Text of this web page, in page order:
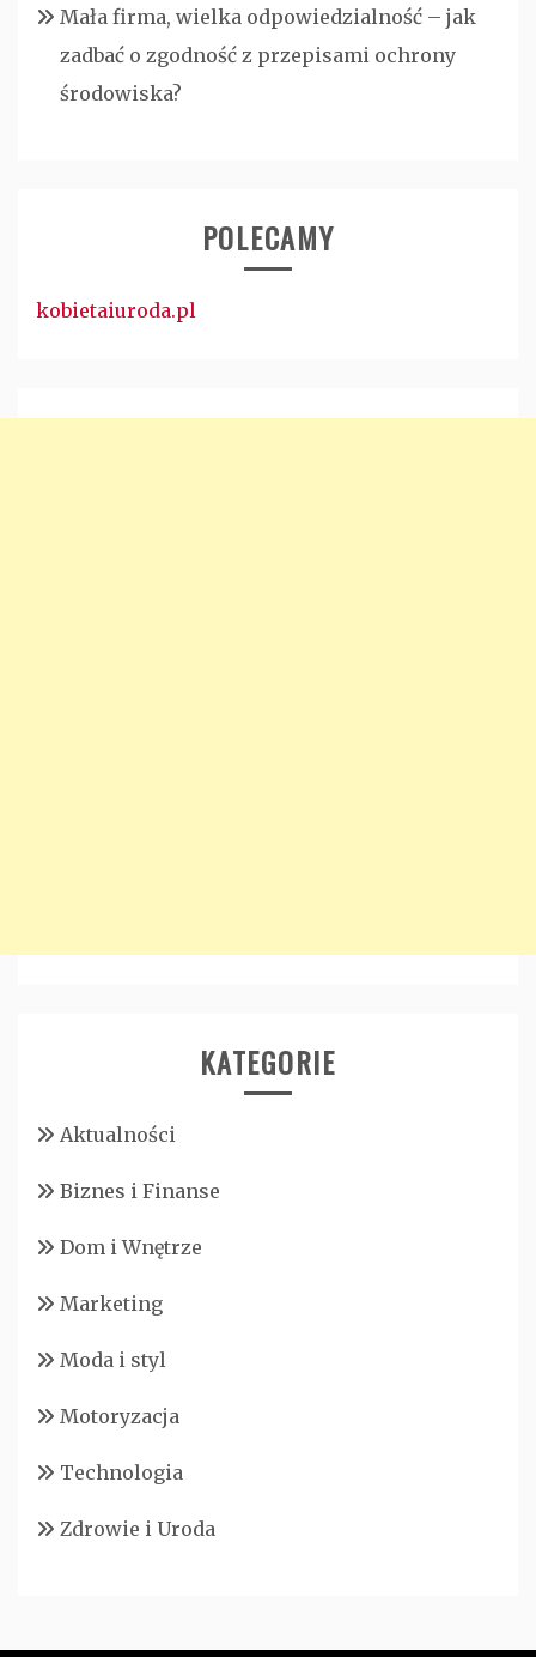
Mała firma, wielka odpowiedzialność – jak
zadbać o zgodność z przepisami ochrony
środowiska?
POLECAMY
kobietaiuroda.pl
KATEGORIE
Aktualności
Biznes i Finanse
Dom i Wnętrze
Marketing
Moda i styl
Motoryzacja
Technologia
Zdrowie i Uroda